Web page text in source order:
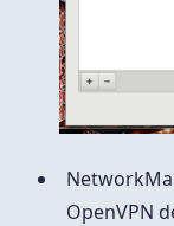
OpenVPN